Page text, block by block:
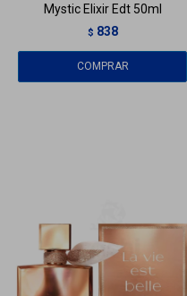
Mystic Elixir Edt 50ml
$ 838